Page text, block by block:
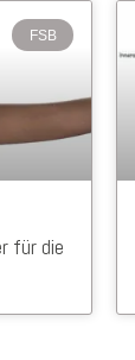
FSB
für die